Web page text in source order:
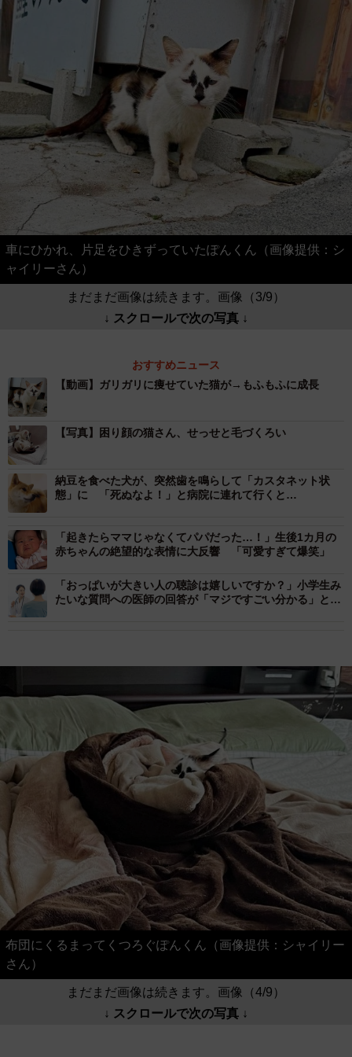
車にひかれ、片足をひきずっていたぽんくん（画像提供：シ
ャイリーさん）
まだまだ画像は続きます。画像（3/9）
↓ スクロールで次の写真 ↓
おすすめニュース
【動画】ガリガリに痩せていた猫が→もふもふに成長
【写真】困り顔の猫さん、せっせと毛づくろい
納豆を食べた犬が、突然歯を鳴らして「カスタネット状
態」に 「死ぬなよ！」と病院に連れて行くと…
「起きたらママじゃなくてパパだった…！」生後1カ月の
赤ちゃんの絶望的な表情に大反響 「可愛すぎて爆笑」
「おっぱいが大きい人の聴診は嬉しいですか？」小学生み
たいな質問への医師の回答が「マジですごい分かる」と反
布団にくるまってくつろぐぽんくん（画像提供：シャイリー
さん）
まだまだ画像は続きます。画像（4/9）
↓ スクロールで次の写真 ↓